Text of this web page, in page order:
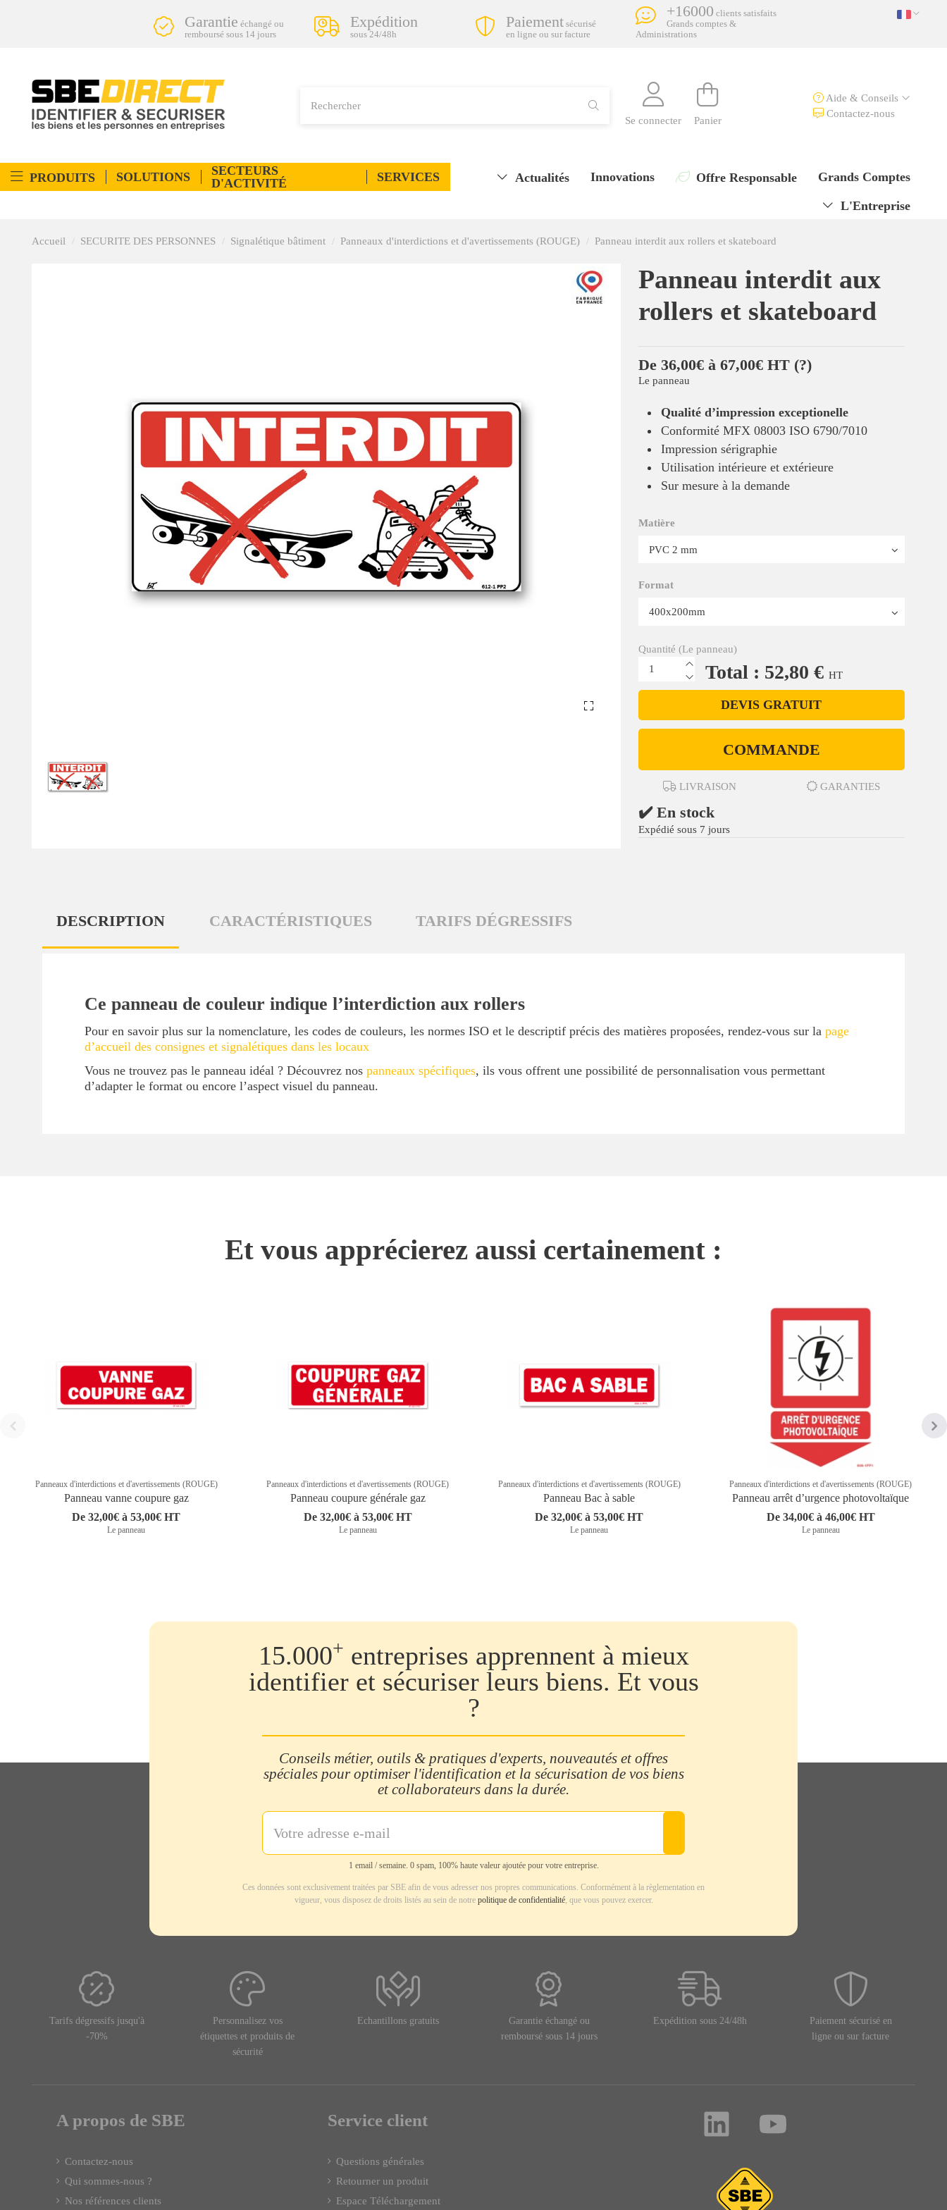
Garantie échangé ou
remboursé sous 14 jours
Expédition
sous 24/48h
Paiement sécurisé
en ligne ou sur facture
+16000 clients satisfaits
Grands comptes &
Administrations
Se connecter Panier
Aide & Conseils
Contactez-nous
PRODUITS SOLUTIONS
SECTEURS
D'ACTIVITÉ
SERVICES Grands Comptes
Offre Responsable
Innovations
Actualités
L'Entreprise
Accueil SECURITE DES PERSONNES Signalétique bâtiment Panneaux d'interdictions et d'avertissements (ROUGE) Panneau interdit aux rollers et skateboard
Panneau interdit aux
rollers et skateboard
De 36,00€ à 67,00€ HT (?)
Le panneau
Qualité d’impression exceptionelle
Conformité MFX 08003 ISO 6790/7010
Impression sérigraphie
Utilisation intérieure et extérieure
Sur mesure à la demande
Matière
Format
Quantité (Le panneau)
Total : 52,80 € HT
DEVIS GRATUIT
COMMANDE
LIVRAISON GARANTIES
✔️ En stock
Expédié sous 7 jours
DESCRIPTION CARACTÉRISTIQUES TARIFS DÉGRESSIFS
Ce panneau de couleur indique l’interdiction aux rollers
Pour en savoir plus sur la nomenclature, les codes de couleurs, les normes ISO et le descriptif précis des matières proposées, rendez-vous sur la page
d’accueil des consignes et signalétiques dans les locaux
Vous ne trouvez pas le panneau idéal ? Découvrez nos panneaux spécifiques, ils vous offrent une possibilité de personnalisation vous permettant
d’adapter le format ou encore l’aspect visuel du panneau.
Et vous apprécierez aussi certainement :
Panneaux d'interdictions et d'avertissements (ROUGE)
Panneau vanne coupure gaz
De 32,00€ à 53,00€ HT
Le panneau
Panneaux d'interdictions et d'avertissements (ROUGE)
Panneau coupure générale gaz
De 32,00€ à 53,00€ HT
Le panneau
Panneaux d'interdictions et d'avertissements (ROUGE)
Panneau Bac à sable
De 32,00€ à 53,00€ HT
Le panneau
Panneaux d'interdictions et d'avertissements (ROUGE)
Panneau arrêt d’urgence photovoltaïque
De 34,00€ à 46,00€ HT
Le panneau
15.000+ entreprises apprennent à mieux
identifier et sécuriser leurs biens. Et vous
?
Conseils métier, outils & pratiques d'experts, nouveautés et offres
spéciales pour optimiser l'identification et la sécurisation de vos biens
et collaborateurs dans la durée.
1 email / semaine. 0 spam, 100% haute valeur ajoutée pour votre entreprise.
Ces données sont exclusivement traitées par SBE afin de vous adresser nos propres communications. Conformément à la règlementation en
vigueur, vous disposez de droits listés au sein de notre politique de confidentialité, que vous pouvez exercer.
Tarifs dégressifs jusqu'à
-70%
Personnalisez vos
étiquettes et produits de
sécurité
Echantillons gratuits
Garantie échangé ou
remboursé sous 14 jours
Expédition sous 24/48h
Paiement sécurisé en
ligne ou sur facture
A propos de SBE
Contactez-nous
Qui sommes-nous ?
Nos références clients
Service client
Questions générales
Retourner un produit
Espace Téléchargement